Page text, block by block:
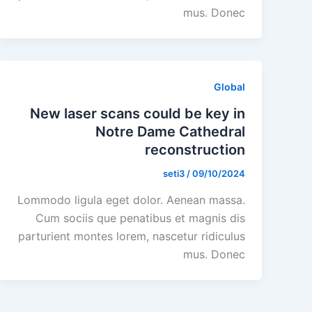
mus. Donec
Global
New laser scans could be key in
Notre Dame Cathedral
reconstruction
seti3 /09/10/2024
Lommodo ligula eget dolor. Aenean massa.
Cum sociis que penatibus et magnis dis
parturient montes lorem, nascetur ridiculus
mus. Donec